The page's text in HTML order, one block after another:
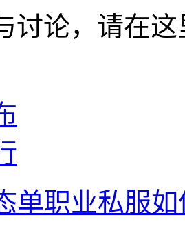
论，请在这
单职业私服